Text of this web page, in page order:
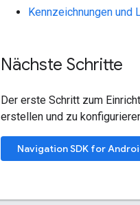
Kennzeichnungen und
Nächste Schritte
Der erste Schritt zum
erstellen und zu
Navigation SDK for